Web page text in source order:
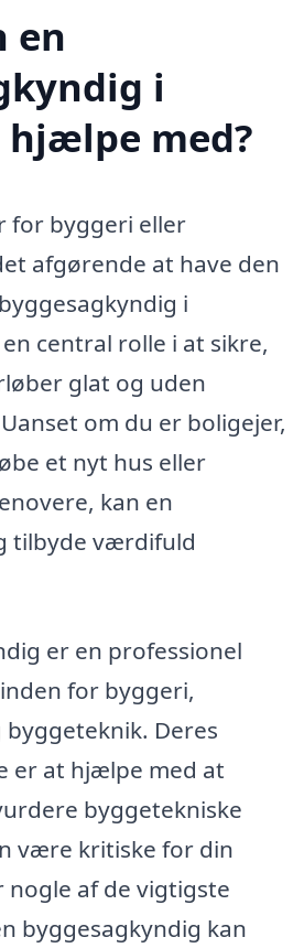
en
i
hjælpe med?
for byggeri eller
afgørende at have den
i
central rolle i at sikre,
glat og uden
om du er boligejer,
et nyt hus eller
kan en
tilbyde værdifuld
er en professionel
for byggeri,
Deres
er at hjælpe med at
byggetekniske
være kritiske for din
nogle af de vigtigste
byggesagkyndig kan